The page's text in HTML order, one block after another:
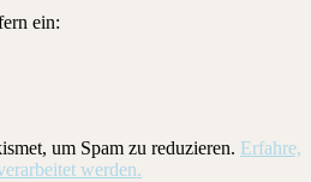
ein:
um Spam zu reduzieren. Erfahre,
werden.